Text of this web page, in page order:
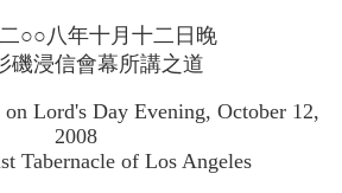
○○八年十月十二日晚
磯浸信會幕所講之道
on Lord's Day Evening, October 12,
2008
Tabernacle of Los Angeles